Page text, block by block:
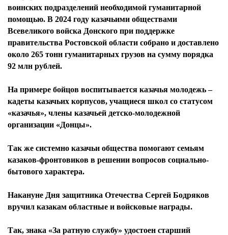
воинских подразделений необходимой гуманитарной
помощью. В 2024 году казачьими обществами
Всевеликого войска Донского при поддержке
правительства Ростовской области собрано и доставлено
около 265 тонн гуманитарных грузов на сумму порядка
92 млн рублей.
На примере бойцов воспитывается казачья молодежь –
кадеты казачьих корпусов, учащиеся школ со статусом
«казачья», члены казачьей детско-молодежной
организации «Донцы».
Так же системно казачьи общества помогают семьям
казаков-фронтовиков в решении вопросов социально-
бытового характера.
Накануне Дня защитника Отечества Сергей Бодряков
вручил казакам областные и войсковые награды.
Так, знака «За ратную службу» удостоен старший